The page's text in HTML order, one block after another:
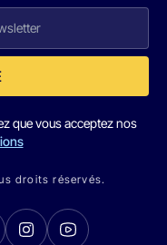
que vous acceptez nos
droits réservés.